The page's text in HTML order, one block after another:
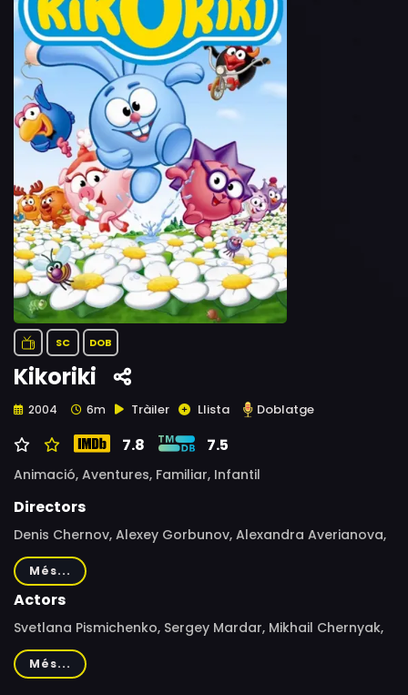
SC DOB
Kikoriki
2004 6m Tràiler Llista Doblatge
7.8 7.5
Animació, Aventures, Familiar, Infantil
Directors
Denis Chernov, Alexey Gorbunov, Alexandra Averianova,
Oleg Musin, Alexandra Kovtun, Dzhangir Suleymanov
Més...
Actors
Svetlana Pismichenko, Sergey Mardar, Mikhail Chernyak,
Anton Vinogradov, Vadim Bochanov, Vladimir Maslakov,
Igor Yakovel
Més...